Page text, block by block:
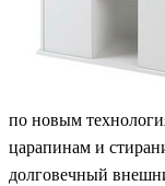
по новым
царапинам и
долговечный